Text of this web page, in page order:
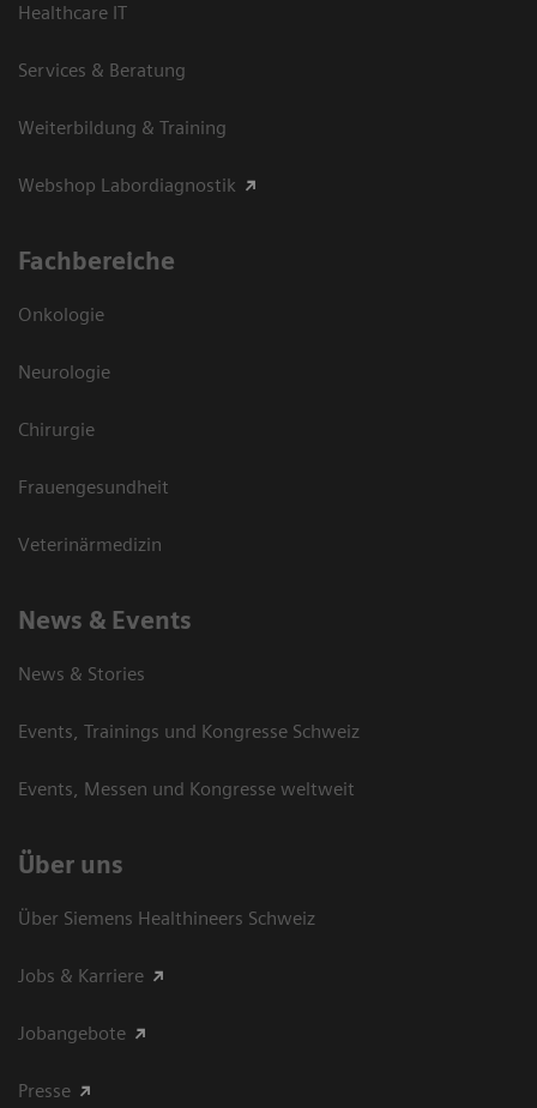
Healthcare IT
Services & Beratung
Weiterbildung & Training
Webshop Labordiagnostik
Fachbereiche
Onkologie
Neurologie
Chirurgie
Frauengesundheit
Veterinärmedizin
News & Events
News & Stories
Events, Trainings und Kongresse Schweiz
Events, Messen und Kongresse weltweit
Über uns
Über Siemens Healthineers Schweiz
Jobs & Karriere
Jobangebote
Presse